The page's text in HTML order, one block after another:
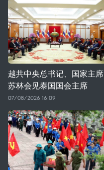
越共中央总书记、国家主席
苏林会见泰国国会主席
07/08/2026 16:09